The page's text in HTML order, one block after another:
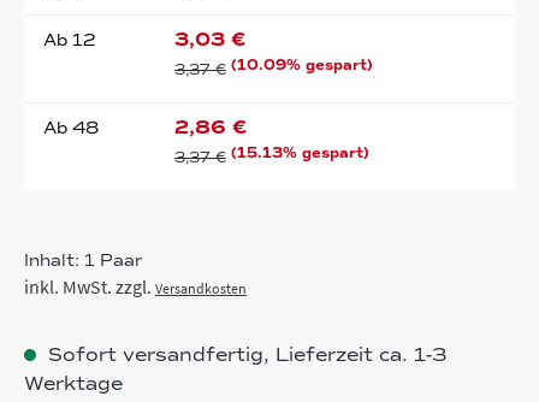
Ab 12 3,03 €
3,37 € (10.09% gespart)
Ab 48 2,86 €
3,37 € (15.13% gespart)
Inhalt: 1 Paar
inkl. MwSt. zzgl. Versandkosten
Sofort versandfertig, Lieferzeit ca. 1-3
Werktage